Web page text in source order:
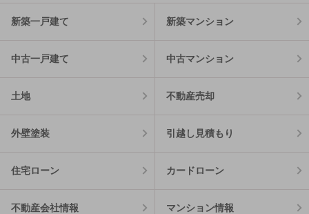
新築一戸建て 新築マンション
中古一戸建て 中古マンション
土地 不動産売却
外壁塗装 引越し見積もり
住宅ローン カードローン
不動産会社情報 マンション情報